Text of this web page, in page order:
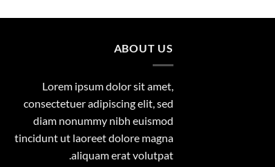
ABOUT US
Lorem ipsum dolor sit amet,
consectetuer adipiscing elit, sed
diam nonummy nibh euismod
tincidunt ut laoreet dolore magna
aliquam erat volutpat.